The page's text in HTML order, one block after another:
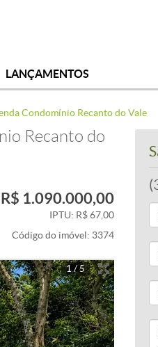
LANÇAMENTOS
Condomínio Recanto do Vale
Recanto do
R$ 1.090.000,00
IPTU: R$ 67,00
Código do imóvel: 3374
1 / 5